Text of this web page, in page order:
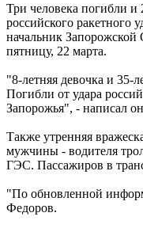
Три человека погибли и
российского ракетного
начальник
пятницу, 22 марта.
"8-летняя девочка и
Погибли от удара
Запорожья", - написал
Также утренняя
мужчины - водителя
ГЭС. Пассажиров в
"По обновленной
Федоров.